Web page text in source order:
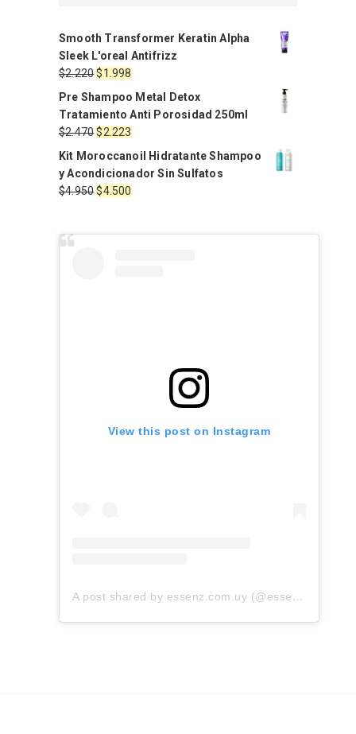
Smooth Transformer Keratin Alpha
Sleek L'oreal Antifrizz
$2.220El
original
era:
$2.220.
$1.998
precio
actual
es:
$1.998.
Pre Shampoo Metal Detox
Tratamiento Anti Porosidad 250ml
$2.470El
original
era:
$2.470.
$2.223
precio
actual
es:
$2.223.
Kit Moroccanoil Hidratante Shampoo
y Acondicionador Sin Sulfatos
$4.950El
$4.500
View this post on Instagram
A post shared by essenz.com.uy (@essenz.com.uy)